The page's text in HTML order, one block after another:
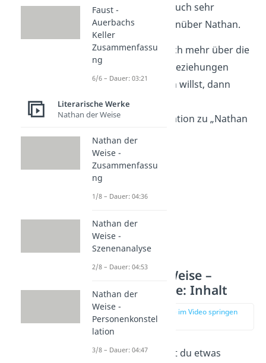
deshalb anfangs auch sehr
misstrauisch gegenüber Nathan.
Tipp:Wenn du noch mehr über die
Figuren und ihre Beziehungen
zueinander wissen willst, dann
schau dir
Personenkonstellation zu „Nathan
der Weise an“.
Nathan der Weise –
Szenenanalyse: Inhalt
zur Stelle im Video springen
(02:40)
Als Nächstes gehst du etwas
Faust -
Auerbachs
Keller
Zusammenfassu
ng
6/6 – Dauer: 03:21
Literarische Werke
Nathan der Weise
Nathan der
Weise -
Zusammenfassu
ng
1/8 – Dauer: 04:36
Nathan der
Weise -
Szenenanalyse
2/8 – Dauer: 04:53
Nathan der
Weise -
Personenkonstel
lation
3/8 – Dauer: 04:47